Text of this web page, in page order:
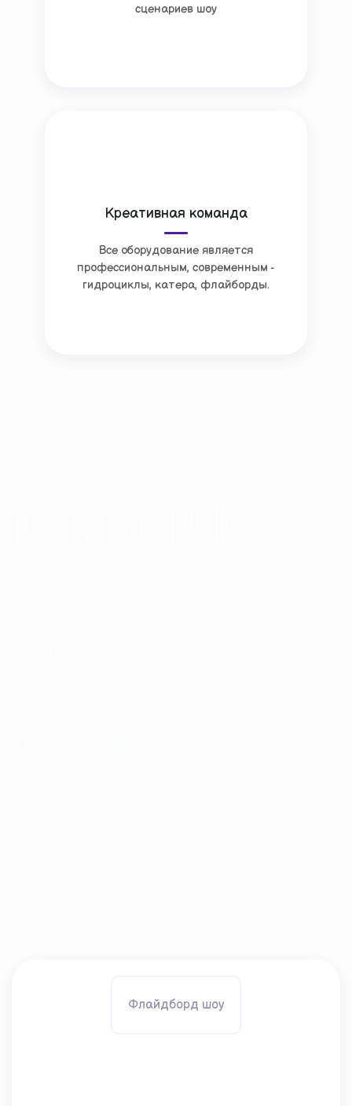
сценариев шоу
Креативная команда
Все оборудование является
профессиональным, современным -
гидроциклы, катера, флайборды.
Флайдборд шоу